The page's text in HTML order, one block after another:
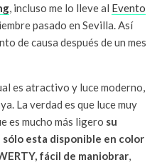
, incluso me lo lleve al Evento
pasado en Sevilla. Así
de causa después de un mes
es atractivo y luce moderno,
La verdad es que luce muy
es mucho más ligero su
esta disponible en color
fácil de maniobrar,